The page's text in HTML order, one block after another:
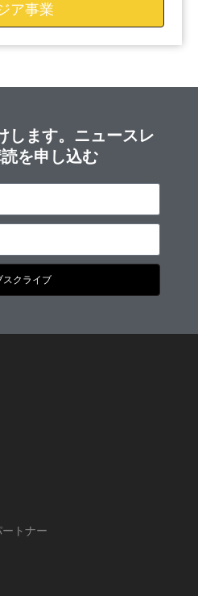
ア事業
します。ニュースレ
を申し込む
スクライブ
トナー